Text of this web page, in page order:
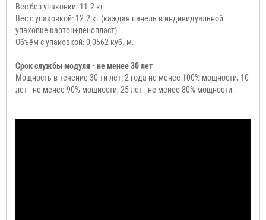
Вес без упаковки: 11.2 кг
Вес с упаковкой: 12.2 кг (каждая панель в индивидуальной
упаковке картон+пенопласт)
Объём с упаковкой: 0,0562 куб. м.
Срок службы модуля - не менее 30 лет
Мощность в течение 30-ти лет: 2 года не менее 100% мощности, 10
лет - не менее 90% мощности, 25 лет - не менее 80% мощности.